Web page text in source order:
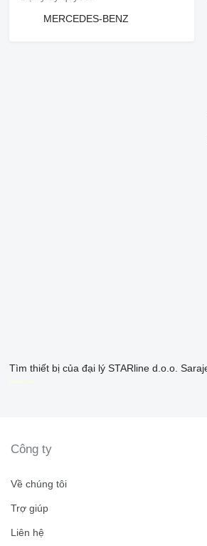
MERCEDES-BENZ
Tìm thiết bị của đại lý STARline d.o.o.
Công ty
Về chúng tôi
Trợ giúp
Liên hệ